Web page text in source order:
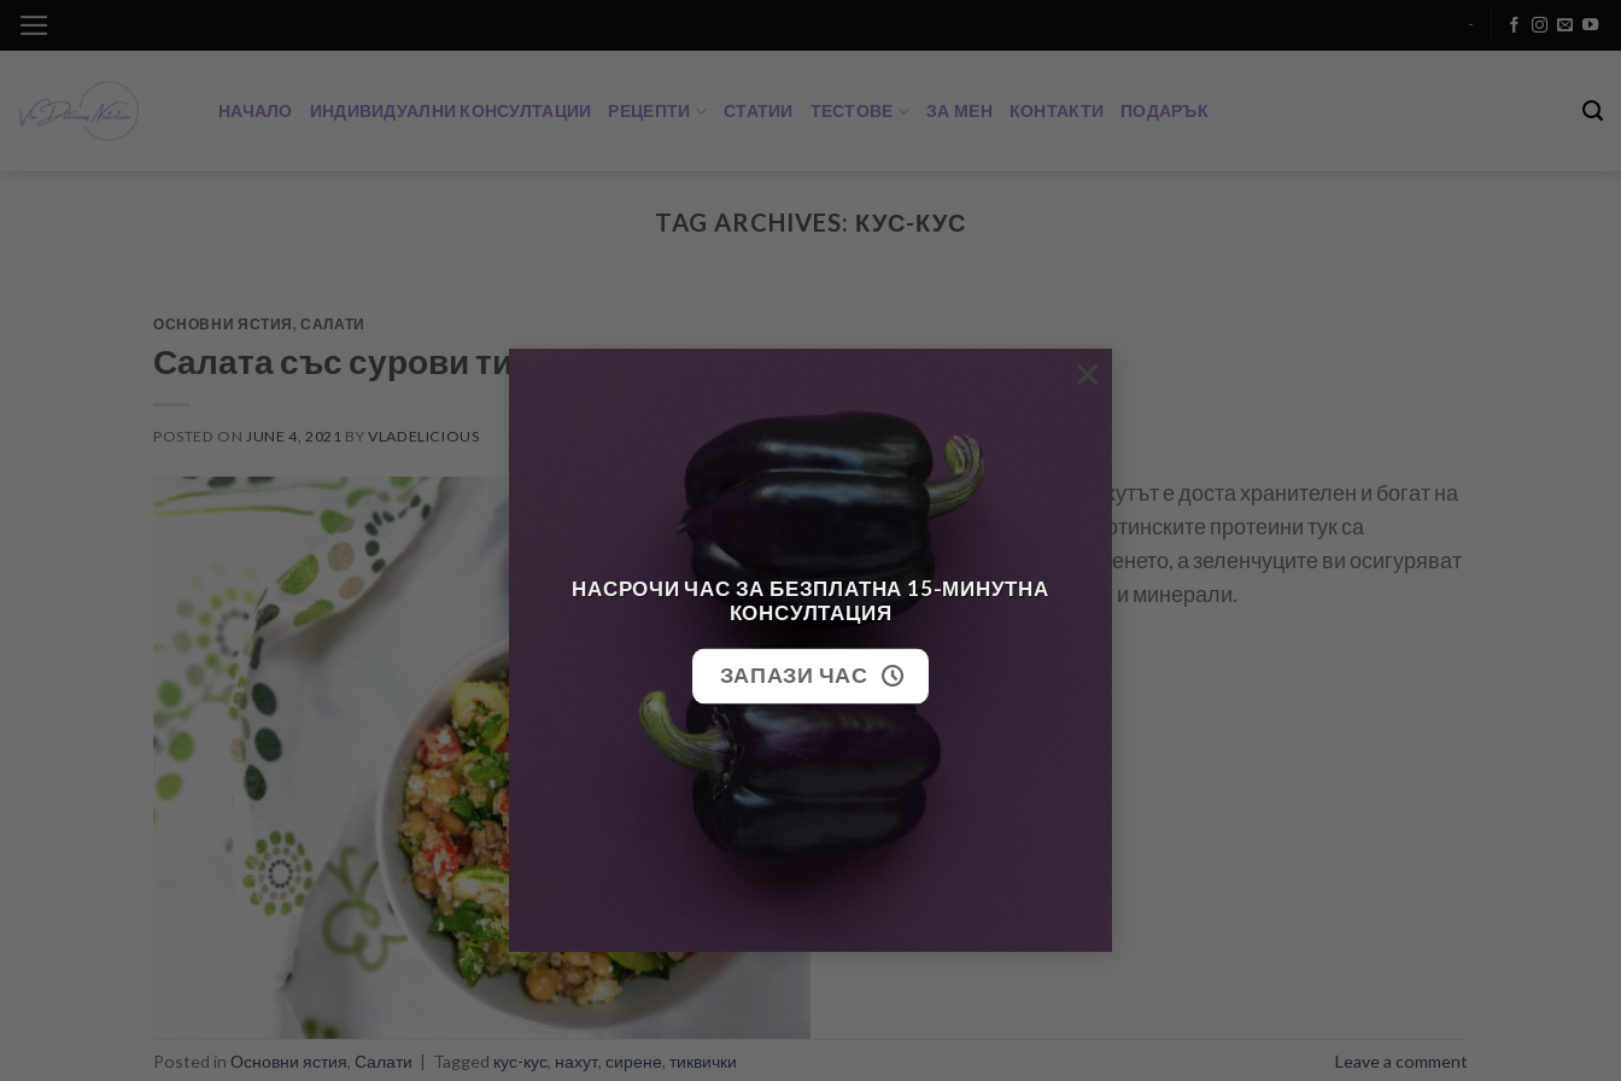
НАСРОЧИ ЧАС ЗА БЕЗПЛАТНА 15-МИНУТНА
КОНСУЛТАЦИЯ
ЗАПАЗИ ЧАС
×
Skip
to
-
НАЧАЛО ИНДИВИДУАЛНИ КОНСУЛТАЦИИ РЕЦЕПТИ СТАТИИ ТЕСТОВЕ ЗА МЕН КОНТАКТИ ПОДАРЪК
TAG ARCHIVES: КУС-КУС
ОСНОВНИ ЯСТИЯ,САЛАТИ
Салата със сурови тиквички, нахут и кус-кус
POSTED ON JUNE 4, 2021 BYVLADELICIOUS
Салата за наяжадане. Нахутът е доста хранителен и богат на
растителен протеин. Животинските протеини тук са
застъпени в лицето на сиренето, а зеленчуците ви осигуряват
редица полезни витамини и минерали.
CONTINUE READING
Posted in Основни ястия, Салати Tagged кус-кус, нахут, сирене, тиквички Leave a comment